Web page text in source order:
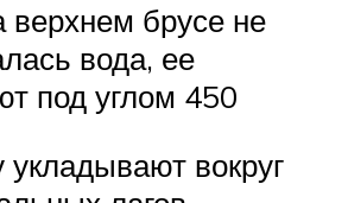
верхнем брусе не
вода, ее
под углом 450
укладывают вокруг